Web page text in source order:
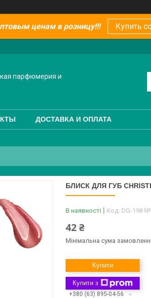
ценам в розницу!!! Купить
парфюмерия и
ДОСТАВКА И ОПЛАТА
БЛИСК ДЛЯ ГУБ
В наявності Код: DG-198
42 ₴
Мінімальна сума
Купити
Купити з
+380 (63) 895-04-56